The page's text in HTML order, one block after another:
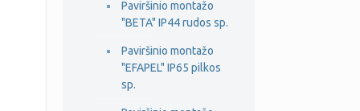
Paviršinio montažo
"BETA" IP44 rudos sp.
Paviršinio montažo
"EFAPEL" IP65 pilkos
sp.